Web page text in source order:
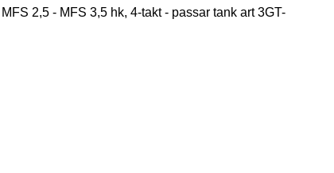
2,5 - MFS 3,5 hk, 4-takt - passar tank art 3GT-